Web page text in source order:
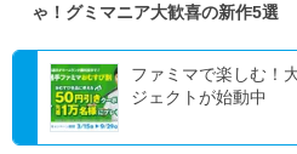
ゃ！グミマニア大歓喜の新作5選
ファミマで楽しむ！
ジェクトが始動中